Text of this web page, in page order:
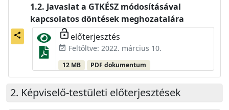
share
Javaslat a GTKÉSZ módosításával
kapcsolatos döntések meghozatalára
lock_open előterjesztés
event_available Feltöltve: 2022. március 10.
12 MB PDF dokumentum
Képviselő-testületi előterjesztések